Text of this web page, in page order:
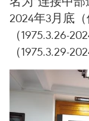
2024年3月底
（1975.3.26-
（1975.3.29-